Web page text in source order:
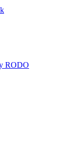
RODO